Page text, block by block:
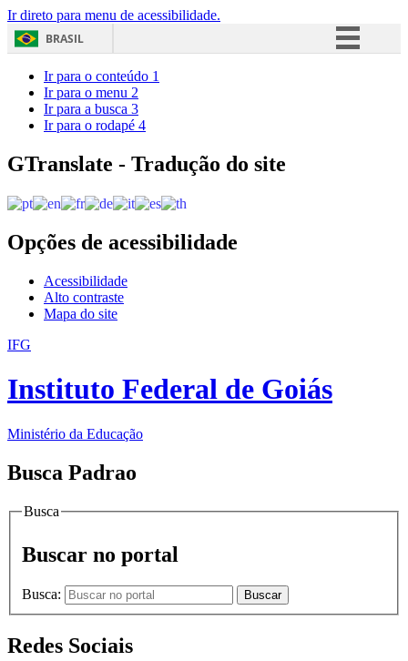
Ir direto para menu de acessibilidade.
BRASIL
Acesso à informação
Ir para o conteúdo 1
Ir para o menu 2
Ir para a busca 3
Ir para o rodapé 4
GTranslate - Tradução do site
Opções de acessibilidade
Acessibilidade
Alto contraste
Mapa do site
IFG
Instituto Federal de Goiás
Ministério da Educação
Busca Padrao
Busca
Buscar no portal
Busca: Buscar
Redes Sociais